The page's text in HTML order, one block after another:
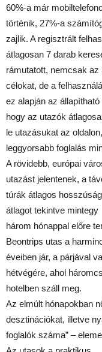
60%-a már
történik, 27%-a
zajlik. A regisztrált
átlagosan 7 darab
rámutatott, nemcsak az
célokat, de a
ez alapján az állapítható
hogy az utazók
le utazásukat az
leggyorsabb foglalás
A rövidebb, európai
utazást jelentenek, a
túrák átlagos
átlagot tekintve mintegy
három hónappal előre
Beontrips utas a
éveiben jár, a párjával
hétvégére, ahol
hotelben száll meg.
Az elmúlt hónapokban
desztinációkat, illetve
foglalók száma” –